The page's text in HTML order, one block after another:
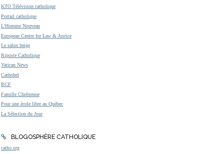
KTO Télévision catholique
Portail catholique
L'Homme Nouveau
European Centre for Law & Justice
Le salon beige
Riposte Catholique
Vatican News
Cathobel
RCF
Famille Chrétienne
Pour une école libre au Québec
La Sélection du Jour
BLOGOSPHÈRE CATHOLIQUE
catho.org